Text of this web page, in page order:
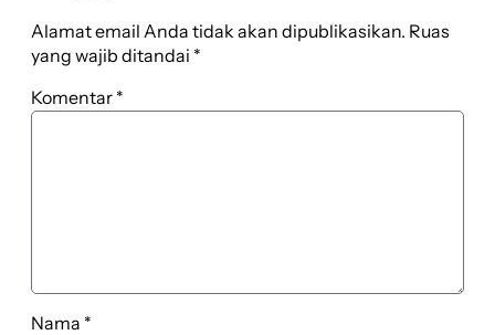
Alamat email Anda tidak akan dipublikasikan. Ruas
yang wajib ditandai *
Komentar *
Nama *